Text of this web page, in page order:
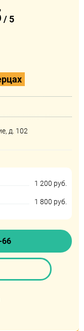
/ 5
д. 102
1 200 руб.
1 800 руб.
66